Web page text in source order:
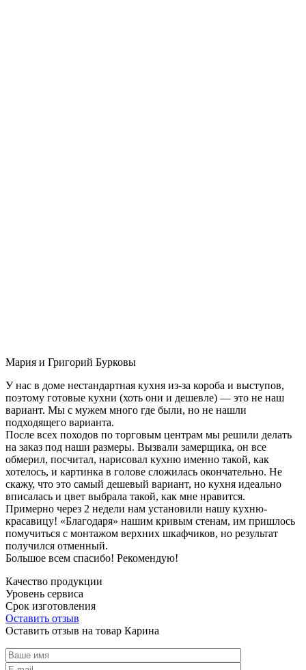
Мария и Григорий Бурковы
У нас в доме нестандартная кухня из-за короба и выступов,
поэтому готовые кухни (хоть они и дешевле) — это не наш
вариант. Мы с мужем много где были, но не нашли
подходящего варианта.
После всех походов по торговым центрам мы решили делать
на заказ под наши размеры. Вызвали замерщика, он все
обмерил, посчитал, нарисовал кухню именно такой, как
хотелось, и картинка в голове сложилась окончательно. Не
скажу, что это самый дешевый вариант, но кухня идеально
вписалась и цвет выбрала такой, как мне нравится.
Примерно через 2 недели нам установили нашу кухню-
красавицу! «Благодаря» нашим кривым стенам, им пришлось
помучиться с монтажом верхних шкафчиков, но результат
получился отменный.
Большое всем спасибо! Рекомендую!
Качество продукции
Уровень сервиса
Срок изготовления
Оставить отзыв
Оставить отзыв на товар Карина